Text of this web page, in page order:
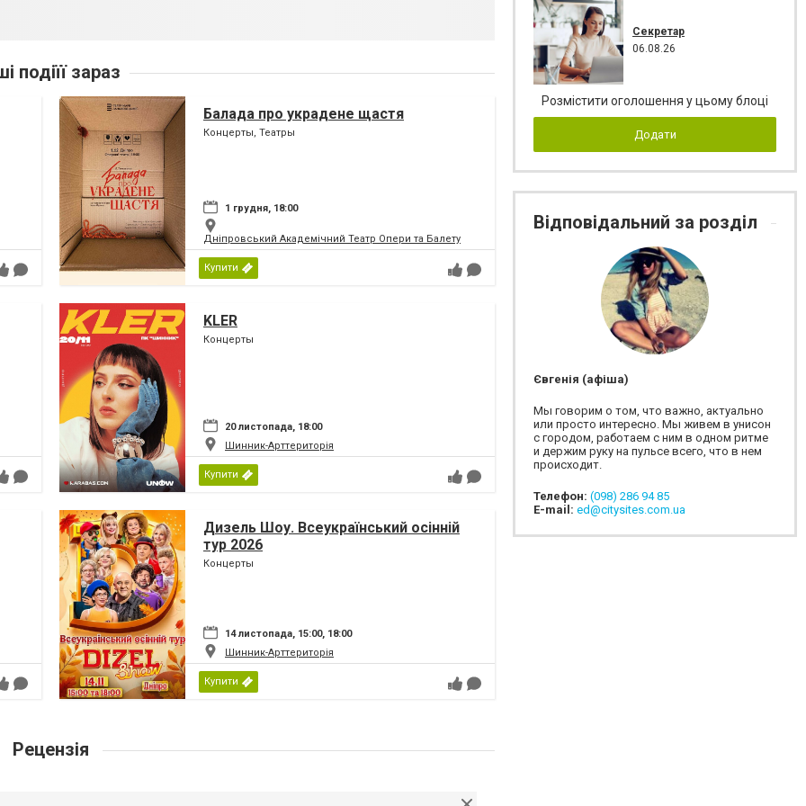
подіїї зараз
Балада про украдене щастя
Концерты, Театры
1 грудня, 18:00
Дніпровський Академічний Театр Опери та Балету
Купити
KLER
Концерты
20 листопада, 18:00
Шинник-Арттериторія
Купити
Дизель Шоу. Всеукраїнський осінній
тур 2026
Концерты
14 листопада, 15:00, 18:00
Шинник-Арттериторія
Купити
Рецензія
Секретар
06.08.26
Розмістити оголошення у цьому блоці
Додати
Відповідальний за розділ
Євгенія (афіша)
Мы говорим о том, что важно, актуально
или просто интересно. Мы живем в унисон
с городом, работаем с ним в одном ритме
и держим руку на пульсе всего, что в нем
происходит.
Телефон: (098) 286 94 85
E-mail: ed@citysites.com.ua